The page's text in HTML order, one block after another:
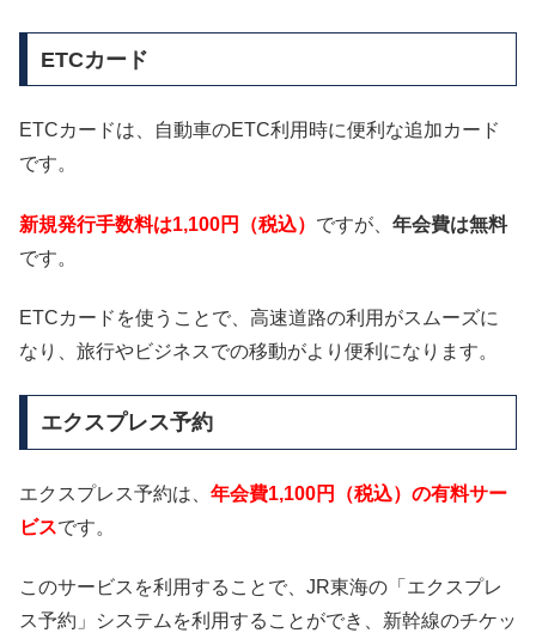
ETCカード
ETCカードは、自動車のETC利用時に便利な追加カード
です。
新規発行手数料は1,100円（税込） ですが、 年会費は無料
です。
ETCカードを使うことで、高速道路の利用がスムーズに
なり、旅行やビジネスでの移動がより便利になります。
エクスプレス予約
エクスプレス予約は、 年会費1,100円（税込）の有料サー
ビスです。
このサービスを利用することで、JR東海の「エクスプレ
ス予約」システムを利用することができ、新幹線のチケッ